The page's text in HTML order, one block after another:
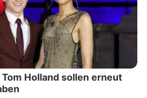
Holland sollen erneut